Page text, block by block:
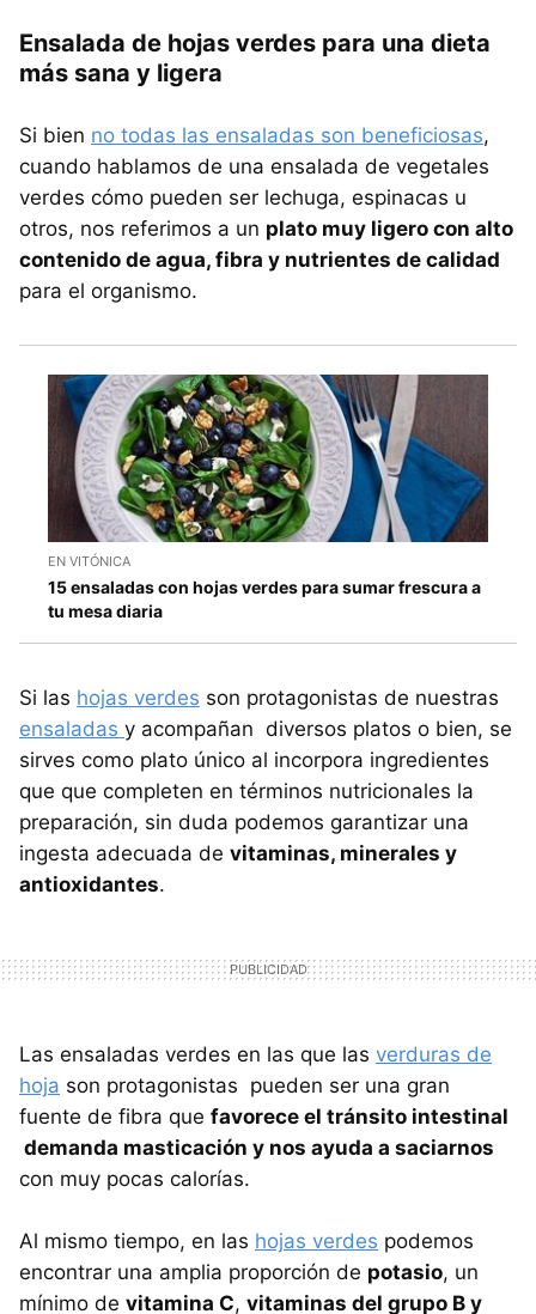
Ensalada de hojas verdes para una dieta
más sana y ligera
Si bien no todas las ensaladas son beneficiosas,
cuando hablamos de una ensalada de vegetales
verdes cómo pueden ser lechuga, espinacas u
otros, nos referimos a un plato muy ligero con alto
contenido de agua, fibra y nutrientes de calidad
para el organismo.
EN VITÓNICA
15 ensaladas con hojas verdes para sumar frescura a
tu mesa diaria
Si las hojas verdes son protagonistas de nuestras
ensaladas y acompañan diversos platos o bien, se
sirves como plato único al incorpora ingredientes
que que completen en términos nutricionales la
preparación, sin duda podemos garantizar una
ingesta adecuada de vitaminas, minerales y
antioxidantes.
Las ensaladas verdes en las que las verduras de
hoja son protagonistas pueden ser una gran
fuente de fibra que favorece el tránsito intestinal
demanda masticación y nos ayuda a saciarnos
con muy pocas calorías.
Al mismo tiempo, en las hojas verdes podemos
encontrar una amplia proporción de potasio, un
mínimo de vitamina C, vitaminas del grupo B y